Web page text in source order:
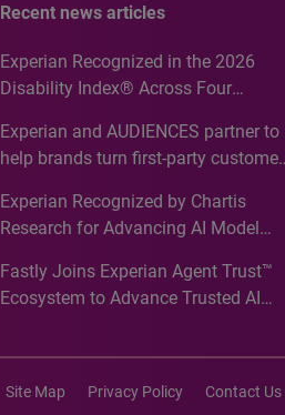
Recent news articles
Experian Recognized in the 2026
Disability Index® Across Four
Recognition for Australia
Experian and AUDIENCES partner to
help brands turn first-party customer
media activation
Experian Recognized by Chartis
Research for Advancing AI Model
Analytics50 2026
Fastly Joins Experian Agent Trust™
Ecosystem to Advance Trusted AI
Site Map Privacy Policy Contact Us